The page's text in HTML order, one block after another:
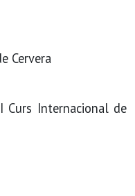
Cervera
Curs Internacional de